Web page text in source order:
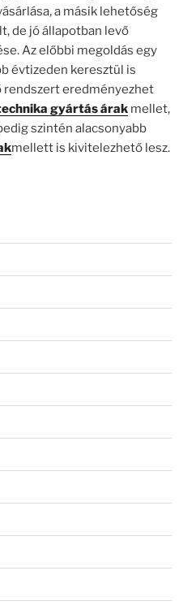
a másik lehetőség
de jó állapotban levő
Az előbbi megoldás egy
évtizeden keresztül is
eredményezhet
gyártás árakmellet,
szintén alacsonyabb
mellett is kivitelezhető lesz.